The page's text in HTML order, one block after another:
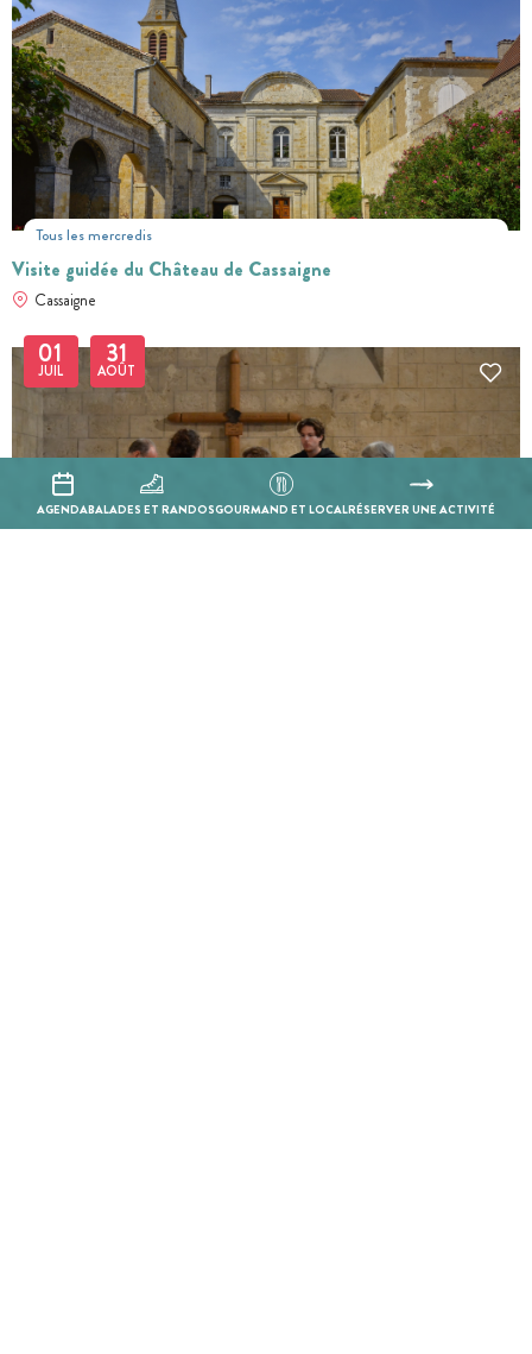
AGENDABALADES ET RANDOSGOURMAND ET LOCALRÉSERVER UNE ACTIVITÉ
Tous les mercredis
Visite guidée du Château de Cassaigne
Cassaigne
01
JUIL 31
AOÛT